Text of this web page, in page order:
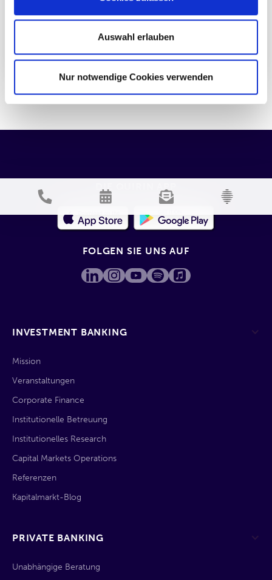
Auswahl erlauben
Nur notwendige Cookies verwenden
Fr., 15.10.2021
Mehr Markt wagen? Ja, bitte!
INVESTMENT BANKING
Mission
Veranstaltungen
Corporate Finance
Institutionelle Betreuung
Institutionelles Research
Capital Markets Operations
Referenzen
Kapitalmarkt-Blog
PRIVATE BANKING
Unabhängige Beratung
DIE QUIRIN APP
FOLGEN SIE UNS AUF